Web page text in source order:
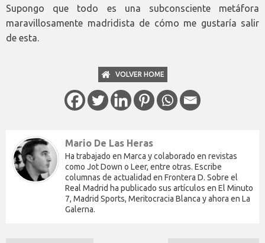
Supongo que todo es una subconsciente metáfora
maravillosamente madridista de cómo me gustaría salir
de esta.
VOLVER HOME
Mario De Las Heras
Ha trabajado en Marca y colaborado en revistas
como Jot Down o Leer, entre otras. Escribe
columnas de actualidad en Frontera D. Sobre el
Real Madrid ha publicado sus artículos en El Minuto
7, Madrid Sports, Meritocracia Blanca y ahora en La
Galerna.